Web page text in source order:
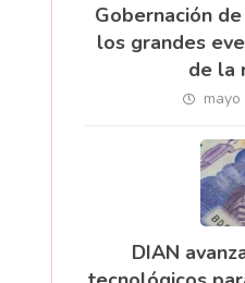
Gobernación
los grandes
de la
DIAN